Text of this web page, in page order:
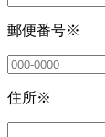
郵便番号※
住所※